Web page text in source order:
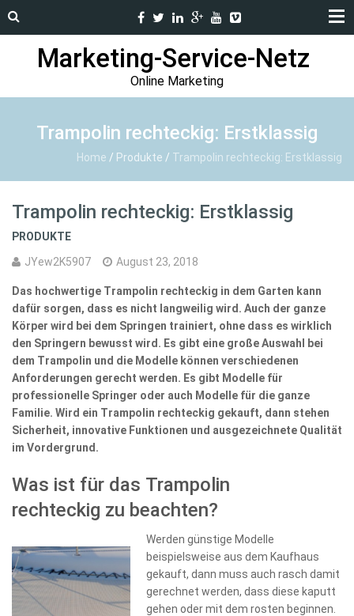
Marketing-Service-Netz
Online Marketing
Trampolin rechteckig: Erstklassig
Home / Produkte / Trampolin rechteckig: Erstklassig
Trampolin rechteckig: Erstklassig
PRODUKTE
JYew2K5907
August 23, 2018
Das hochwertige Trampolin rechteckig in dem Garten kann
dafür sorgen, dass es nicht langweilig wird. Auch der ganze
Körper wird bei dem Springen trainiert, ohne dass es wirklich
den Springern bewusst wird. Es gibt eine große Auswahl bei
dem Trampolin und die Modelle können verschiedenen
Anforderungen gerecht werden. Es gibt Modelle für
professionelle Springer oder auch Modelle für die ganze
Familie. Wird ein Trampolin rechteckig gekauft, dann stehen
Sicherheit, innovative Funktionen und ausgezeichnete Qualität
im Vordergrund.
Was ist für das Trampolin
rechteckig zu beachten?
Werden günstige Modelle
beispielsweise aus dem Kaufhaus
gekauft, dann muss auch rasch damit
gerechnet werden, dass diese kaputt
gehen oder mit dem rosten beginnen.